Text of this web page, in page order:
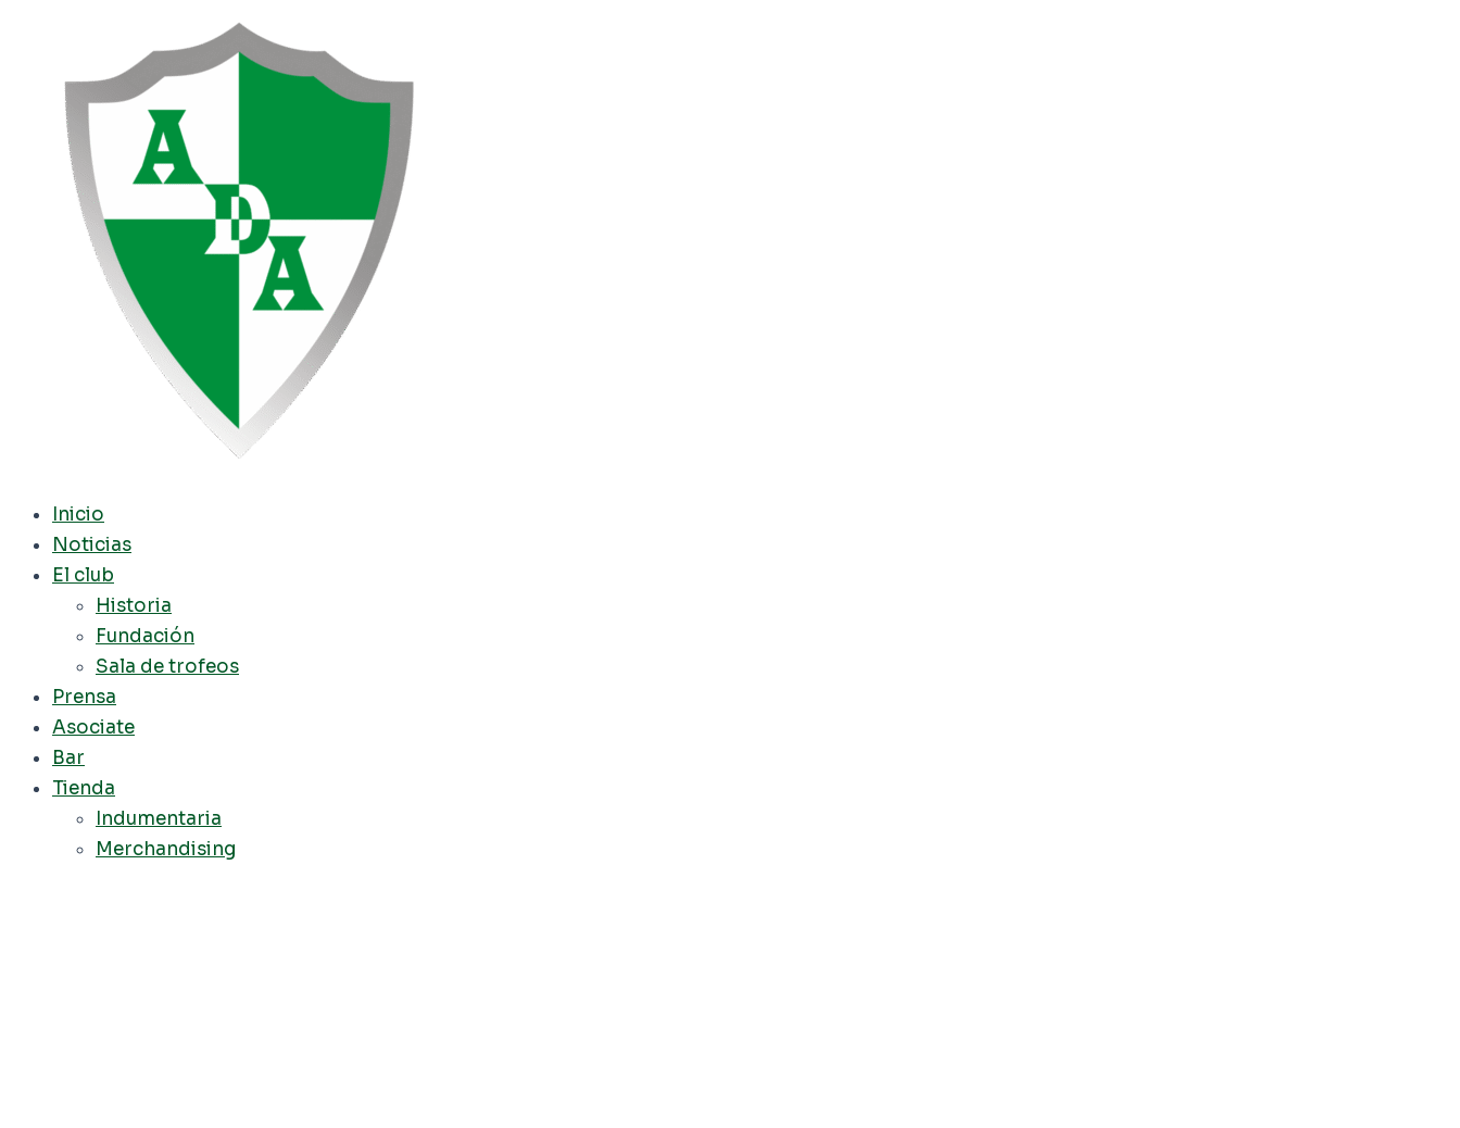
contenido
Inicio
Noticias
El club
Historia
Fundación
Sala de trofeos
Prensa
Asociate
Bar
Tienda
Indumentaria
Merchandising